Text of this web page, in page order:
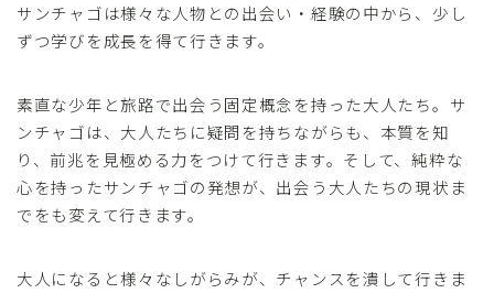
サンチャゴは様々な人物との出会い・経験の中から、少し
ずつ学びを成長を得て行きます。
素直な少年と旅路で出会う固定概念を持った大人たち。サ
ンチャゴは、大人たちに疑問を持ちながらも、本質を知
り、前兆を見極める力をつけて行きます。そして、純粋な
心を持ったサンチャゴの発想が、出会う大人たちの現状ま
でをも変えて行きます。
大人になると様々なしがらみが、チャンスを潰して行きま